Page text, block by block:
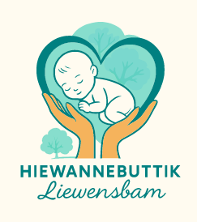
Navigation
springen
Inhalt
springen